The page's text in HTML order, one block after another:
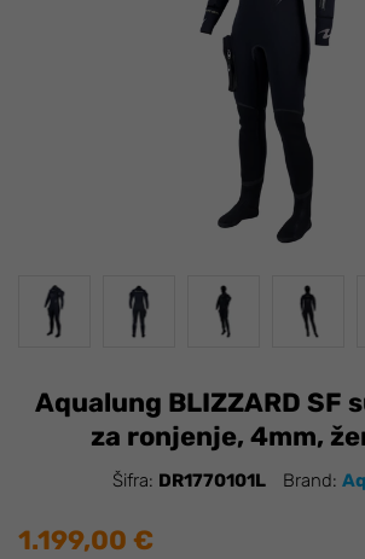
Aqualung BLIZZARD SF
za ronjenje, 4mm,
Šifra: DR1770101L Brand:
1.199,00 €